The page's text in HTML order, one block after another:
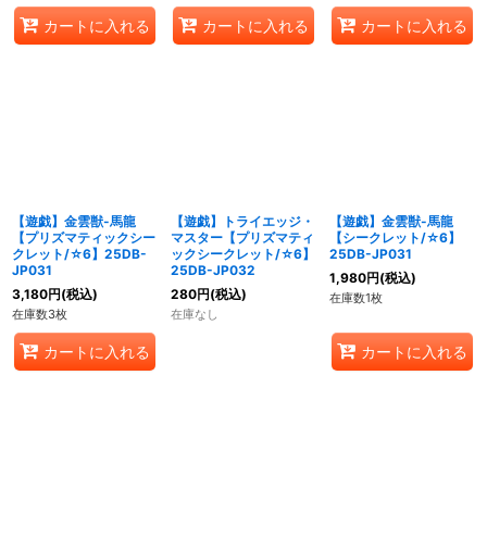
カートに入れる カートに入れる カートに入れる
【遊戯】金雲獣-馬龍
【プリズマティックシー
クレット/☆6】25DB-
JP031
3,180円(税込)
在庫数3枚
カートに入れる
【遊戯】トライエッジ・
マスター【プリズマティ
ックシークレット/☆6】
25DB-JP032
280円(税込)
在庫なし
【遊戯】金雲獣-馬龍
【シークレット/☆6】
25DB-JP031
1,980円(税込)
在庫数1枚
カートに入れる